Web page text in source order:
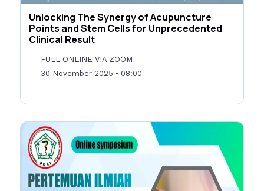
Unlocking The Synergy of Acupuncture
Points and Stem Cells for Unprecedented
Clinical Result
FULL ONLINE VIA ZOOM
30 November 2025 • 08:00
-